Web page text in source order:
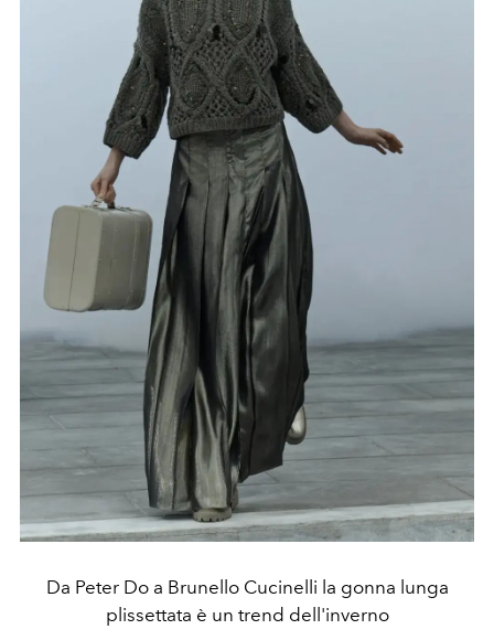
Da Peter Do a Brunello Cucinelli la gonna lunga
plissettata è un trend dell'inverno